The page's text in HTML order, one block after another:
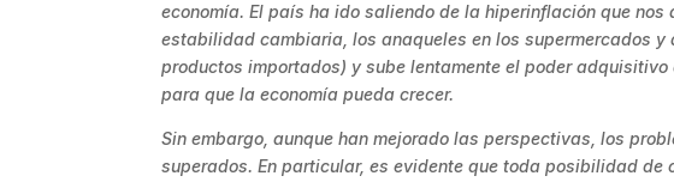
economía. El país ha ido saliendo de la hiperinflación que
estabilidad cambiaria, los anaqueles en los supermercados
productos importados) y sube lentamente el poder
para que la economía pueda crecer.
Sin embargo, aunque han mejorado las perspectivas, los
superados. En particular, es evidente que toda posibilidad